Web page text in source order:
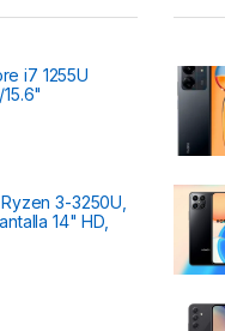
i7 1255U
3-3250U,
14" HD,